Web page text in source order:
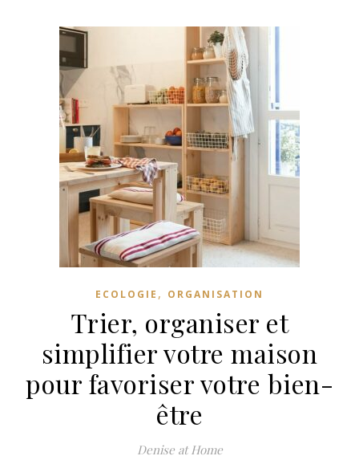
ECOLOGIE , ORGANISATION
Trier, organiser et
simplifier votre maison
pour favoriser votre bien-
être
Denise at Home